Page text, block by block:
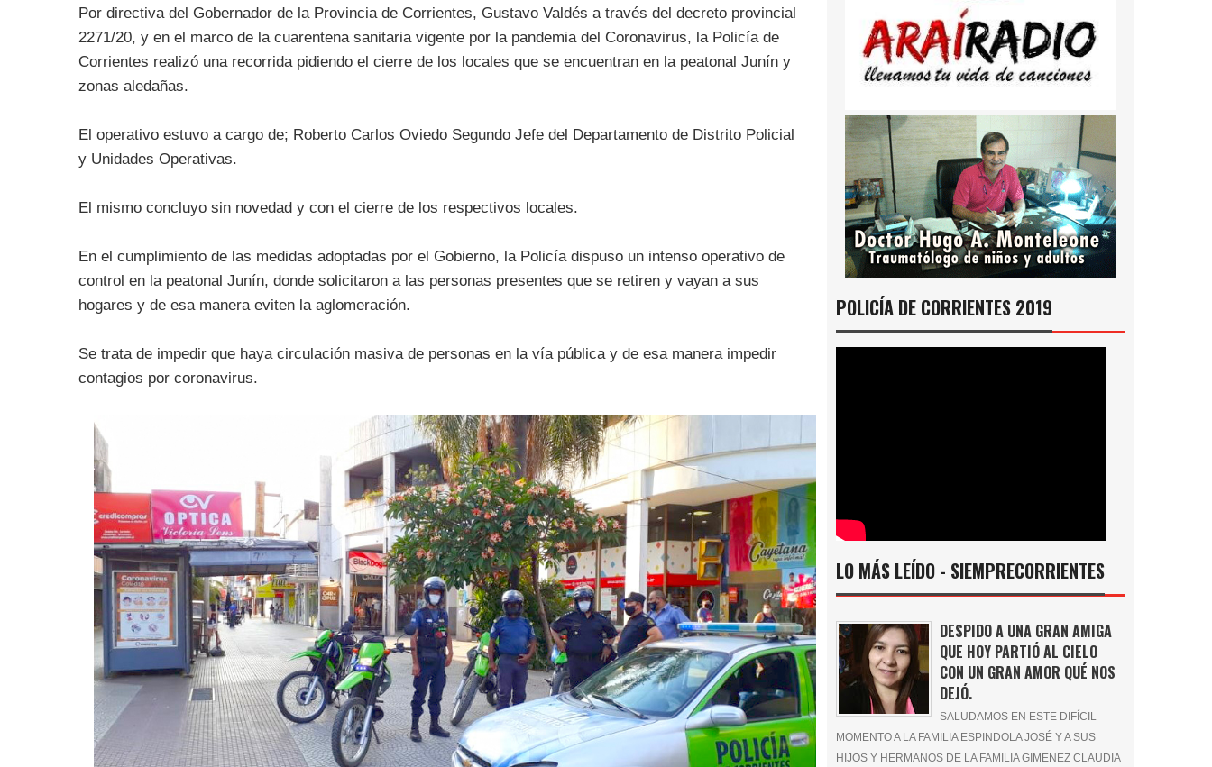
Por directiva del Gobernador de la Provincia de Corrientes, Gustavo Valdés a través del decreto provincial
2271/20, y en el marco de la cuarentena sanitaria vigente por la pandemia del Coronavirus, la Policía de
Corrientes realizó una recorrida pidiendo el cierre de los locales que se encuentran en la peatonal Junín y
zonas aledañas.
El operativo estuvo a cargo de; Roberto Carlos Oviedo Segundo Jefe del Departamento de Distrito Policial
y Unidades Operativas.
El mismo concluyo sin novedad y con el cierre de los respectivos locales.
En el cumplimiento de las medidas adoptadas por el Gobierno, la Policía dispuso un intenso operativo de
control en la peatonal Junín, donde solicitaron a las personas presentes que se retiren y vayan a sus
hogares y de esa manera eviten la aglomeración.
Se trata de impedir que haya circulación masiva de personas en la vía pública y de esa manera impedir
contagios por coronavirus.
POLICÍA DE CORRIENTES 2019
LO MÁS LEÍDO - SIEMPRECORRIENTES
DESPIDO A UNA GRAN AMIGA
QUE HOY PARTIÓ AL CIELO
CON UN GRAN AMOR QUÉ NOS
DEJÓ.
SALUDAMOS EN ESTE DIFÍCIL
MOMENTO A LA FAMILIA ESPINDOLA JOSÉ Y A SUS
HIJOS Y HERMANOS DE LA FAMILIA GIMENEZ CLAUDIA